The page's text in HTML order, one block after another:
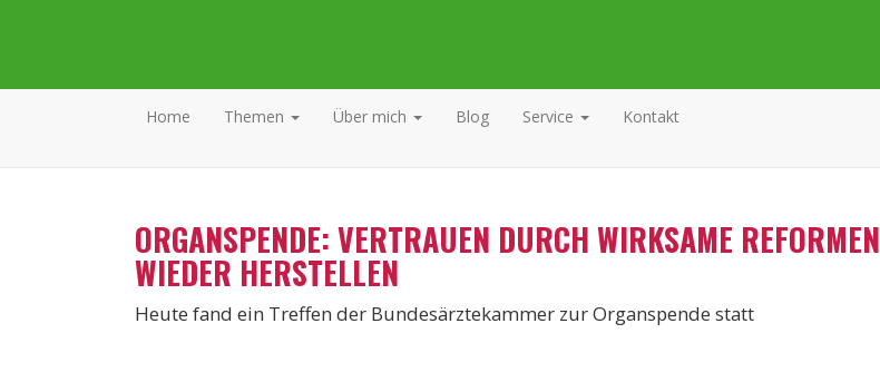
Home Themen Über mich Blog Service Kontakt
ORGANSPENDE: VERTRAUEN DURCH WIRKSAME REFORMEN
WIEDER HERSTELLEN
Heute fand ein Treffen der Bundesärztekammer zur Organspende statt